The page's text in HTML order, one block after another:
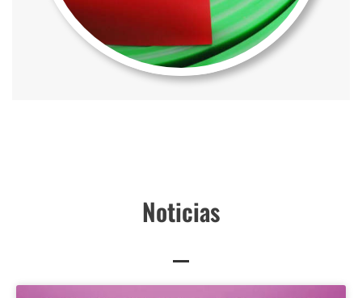
Noticias